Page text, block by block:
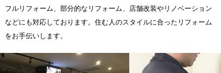
フルリフォーム、部分的なリフォーム、店舗改装やリノベーション
などにも対応しております。住む人のスタイルに合ったリフォーム
をお手伝いします。